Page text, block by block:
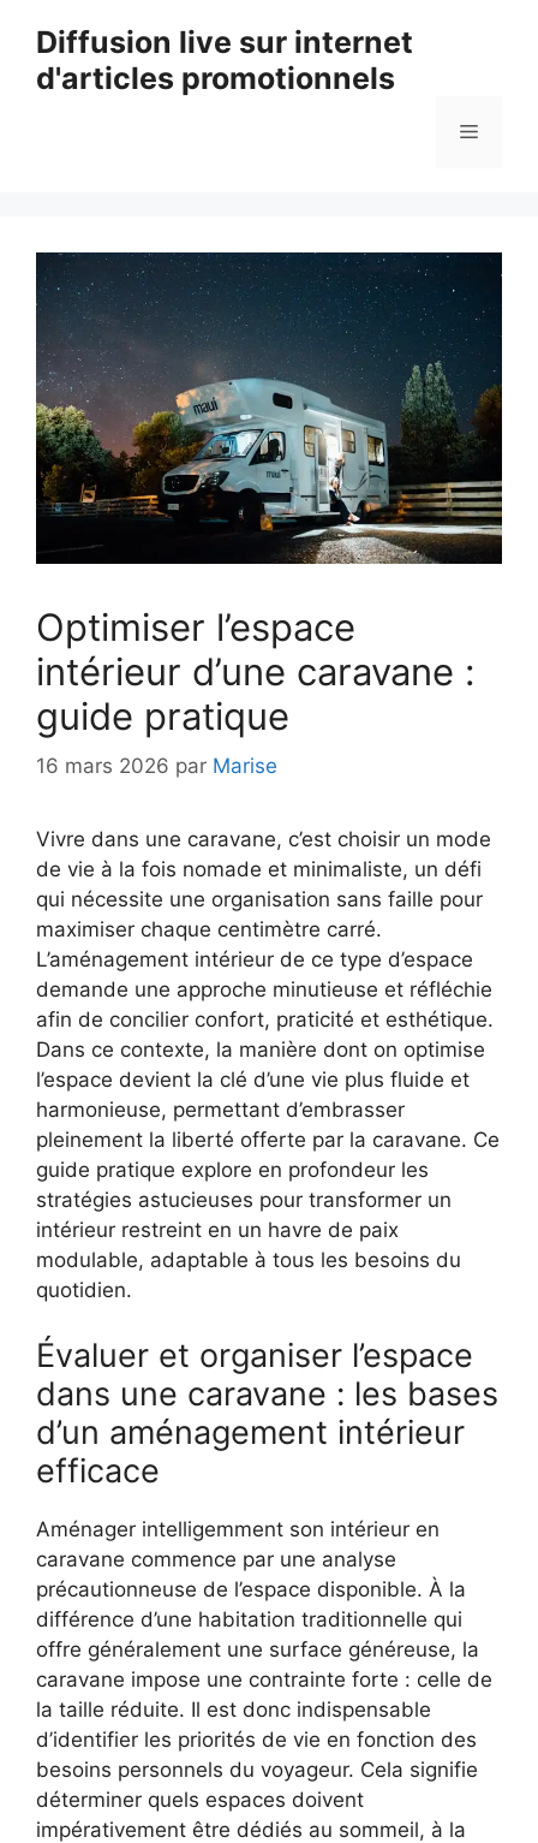
contenu
Diffusion live sur internet
d'articles promotionnels
Menu
Optimiser l’espace
intérieur d’une caravane :
guide pratique
16 mars 2026 par Marise
Vivre dans une caravane, c’est choisir un mode
de vie à la fois nomade et minimaliste, un défi
qui nécessite une organisation sans faille pour
maximiser chaque centimètre carré.
L’aménagement intérieur de ce type d’espace
demande une approche minutieuse et réfléchie
afin de concilier confort, praticité et esthétique.
Dans ce contexte, la manière dont on optimise
l’espace devient la clé d’une vie plus fluide et
harmonieuse, permettant d’embrasser
pleinement la liberté offerte par la caravane. Ce
guide pratique explore en profondeur les
stratégies astucieuses pour transformer un
intérieur restreint en un havre de paix
modulable, adaptable à tous les besoins du
quotidien.
Évaluer et organiser l’espace
dans une caravane : les bases
d’un aménagement intérieur
efficace
Aménager intelligemment son intérieur en
caravane commence par une analyse
précautionneuse de l’espace disponible. À la
différence d’une habitation traditionnelle qui
offre généralement une surface généreuse, la
caravane impose une contrainte forte : celle de
la taille réduite. Il est donc indispensable
d’identifier les priorités de vie en fonction des
besoins personnels du voyageur. Cela signifie
déterminer quels espaces doivent
impérativement être dédiés au sommeil, à la